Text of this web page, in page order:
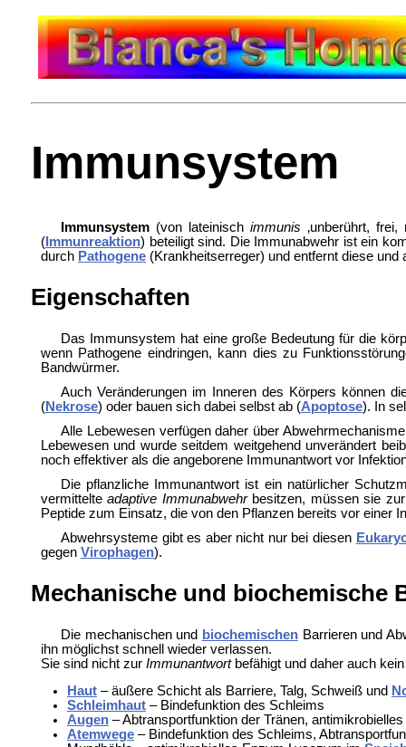
Immunsystem
Immunsystem(von lateinisch immunis ‚unberührt, frei,
(Immunreaktion) beteiligt sind. Die Immunabwehr ist ein
durch Pathogene(Krankheitserreger) und entfernt diese
Eigenschaften
Das Immunsystem hat eine große Bedeutung für die
wenn Pathogene eindringen, kann dies zu
Bandwürmer.
Auch Veränderungen im Inneren des Körpers können
(Nekrose) oder bauen sich dabei selbst ab (Apoptose). In
Alle Lebewesen verfügen daher über
Lebewesen und wurde seitdem weitgehend unverändert
noch effektiver als die angeborene Immunantwort vor
Die pflanzliche Immunantwort ist ein natürlicher
vermittelteadaptive Immunabwehrbesitzen, müssen sie
Peptide zum Einsatz, die von den Pflanzen bereits vor einer
Abwehrsysteme gibt es aber nicht nur bei diesen
gegen Virophagen).
Mechanische und biochemische
Die mechanischen und biochemischenBarrieren und
ihn möglichst schnell wieder verlassen.
Sie sind nicht zur Immunantwortbefähigt und daher auch
Haut– äußere Schicht als Barriere, Talg, Schweiß und
Schleimhaut– Bindefunktion des Schleims
Augen– Abtransportfunktion der Tränen, antimikrobielles
Atemwege– Bindefunktion des Schleims,